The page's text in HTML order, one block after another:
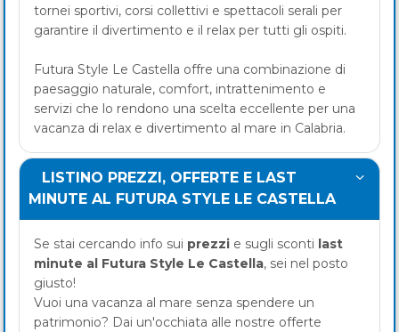
tornei sportivi, corsi collettivi e spettacoli serali per
garantire il divertimento e il relax per tutti gli ospiti.
Futura Style Le Castella offre una combinazione di
paesaggio naturale, comfort, intrattenimento e
servizi che lo rendono una scelta eccellente per una
vacanza di relax e divertimento al mare in Calabria.
LISTINO PREZZI, OFFERTE E LAST
MINUTE AL FUTURA STYLE LE CASTELLA
Se stai cercando info sui prezzi e sugli sconti last
minute al Futura Style Le Castella, sei nel posto
giusto!
Vuoi una vacanza al mare senza spendere un
patrimonio? Dai un'occhiata alle nostre offerte